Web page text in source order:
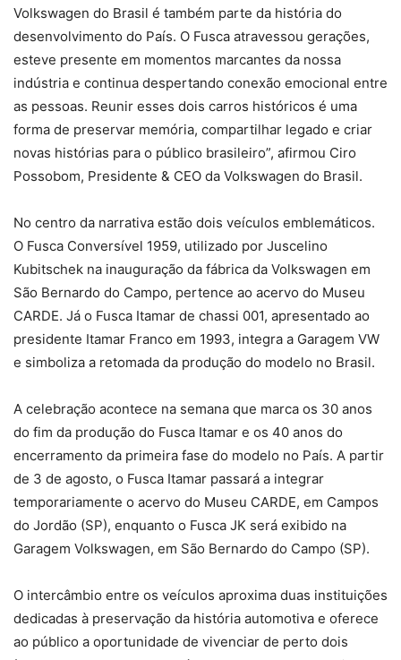
Volkswagen do Brasil é também parte da história do
desenvolvimento do País. O Fusca atravessou gerações,
esteve presente em momentos marcantes da nossa
indústria e continua despertando conexão emocional entre
as pessoas. Reunir esses dois carros históricos é uma
forma de preservar memória, compartilhar legado e criar
novas histórias para o público brasileiro”, afirmou Ciro
Possobom, Presidente & CEO da Volkswagen do Brasil.
No centro da narrativa estão dois veículos emblemáticos.
O Fusca Conversível 1959, utilizado por Juscelino
Kubitschek na inauguração da fábrica da Volkswagen em
São Bernardo do Campo, pertence ao acervo do Museu
CARDE. Já o Fusca Itamar de chassi 001, apresentado ao
presidente Itamar Franco em 1993, integra a Garagem VW
e simboliza a retomada da produção do modelo no Brasil.
A celebração acontece na semana que marca os 30 anos
do fim da produção do Fusca Itamar e os 40 anos do
encerramento da primeira fase do modelo no País. A partir
de 3 de agosto, o Fusca Itamar passará a integrar
temporariamente o acervo do Museu CARDE, em Campos
do Jordão (SP), enquanto o Fusca JK será exibido na
Garagem Volkswagen, em São Bernardo do Campo (SP).
O intercâmbio entre os veículos aproxima duas instituições
dedicadas à preservação da história automotiva e oferece
ao público a oportunidade de vivenciar de perto dois